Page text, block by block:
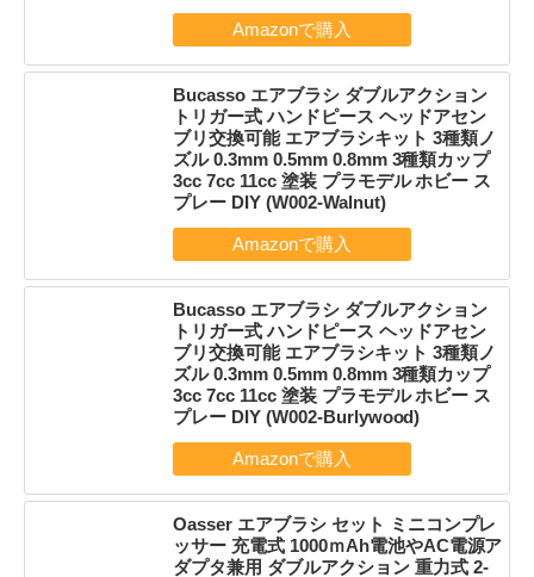
Bucasso エアブラシ ダブルアクション
トリガー式 ハンドピース ヘッドアセン
ブリ交換可能 エアブラシキット 3種類ノ
ズル 0.3mm 0.5mm 0.8mm 3種類カップ
3cc 7cc 11cc 塗装 プラモデル ホビー ス
プレー DIY (W002-Walnut)
Bucasso エアブラシ ダブルアクション
トリガー式 ハンドピース ヘッドアセン
ブリ交換可能 エアブラシキット 3種類ノ
ズル 0.3mm 0.5mm 0.8mm 3種類カップ
3cc 7cc 11cc 塗装 プラモデル ホビー ス
プレー DIY (W002-Burlywood)
Oasser エアブラシ セット ミニコンプレ
ッサー 充電式 1000ｍAh電池やAC電源ア
ダプタ兼用 ダブルアクション 重力式 2-